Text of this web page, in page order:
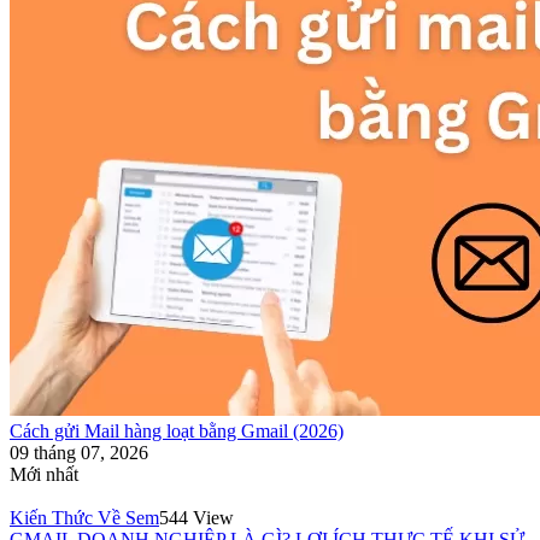
Cách gửi Mail hàng loạt bằng Gmail (2026)
09 tháng 07, 2026
Mới nhất
Kiến Thức Về Sem544 View